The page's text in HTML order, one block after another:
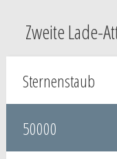
Zweite Lade-
Sternenstaub
50000